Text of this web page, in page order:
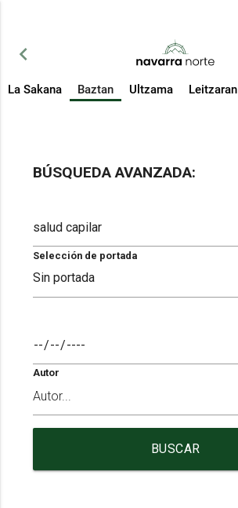
chevron_left
La Sakana Baztan Ultzama Leitzaran
BÚSQUEDA AVANZADA:
Selección de portada
Autor
BUSCAR